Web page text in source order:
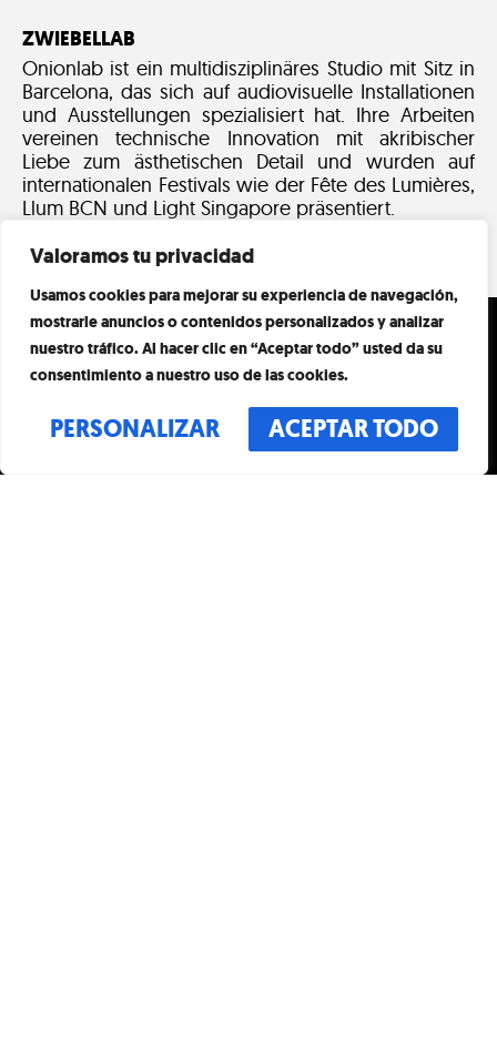
Valoramos tu privacidad
Usamos cookies para mejorar su experiencia de navegación,
mostrarle anuncios o contenidos personalizados y analizar
nuestro tráfico. Al hacer clic en “Aceptar todo” usted da su
consentimiento a nuestro uso de las cookies.
PERSONALIZAR ACEPTAR TODO
ZWIEBELLAB
Onionlab ist ein multidisziplinäres Studio mit Sitz in
Barcelona, das sich auf audiovisuelle Installationen
und Ausstellungen spezialisiert hat. Ihre Arbeiten
vereinen technische Innovation mit akribischer
Liebe zum ästhetischen Detail und wurden auf
internationalen Festivals wie der Fête des Lumières,
Llum BCN und Light Singapore präsentiert.
BESUCHEN
VERANSTALTUNGEN
KUNST UND
ZEITPLAN
TÄGLICH
10:00 – 20:00 UHR
LETZTER EINLASS UM
19:00 UHR
ADRESSE